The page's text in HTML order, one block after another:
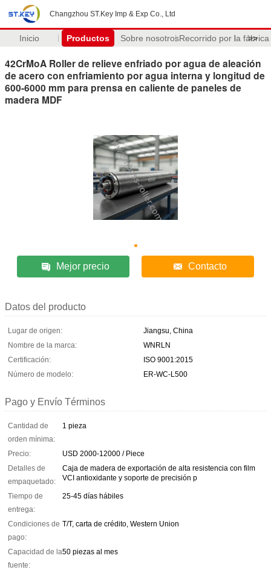
Changzhou ST.Key Imp & Exp Co., Ltd
Inicio Productos Sobre nosotrosRecorrido por la fábrica
>>
42CrMoA Roller de relieve enfriado por agua de aleación
de acero con enfriamiento por agua interna y longitud de
600-6000 mm para prensa en caliente de paneles de
madera MDF
Mejor precio Contacto
Datos del producto
Lugar de origen:
Jiangsu, China
Nombre de la marca:
WNRLN
Certificación:
ISO 9001:2015
Número de modelo:
ER-WC-L500
Pago y Envío Términos
Cantidad de
orden mínima:
1 pieza
Precio:
USD 2000-12000 / Piece
Detalles de
empaquetado:
Caja de madera de exportación de alta resistencia con film
VCI antioxidante y soporte de precisión p
Tiempo de
entrega:
25-45 días hábiles
Condiciones de
pago:
T/T, carta de crédito, Western Union
Capacidad de la
fuente:
50 piezas al mes